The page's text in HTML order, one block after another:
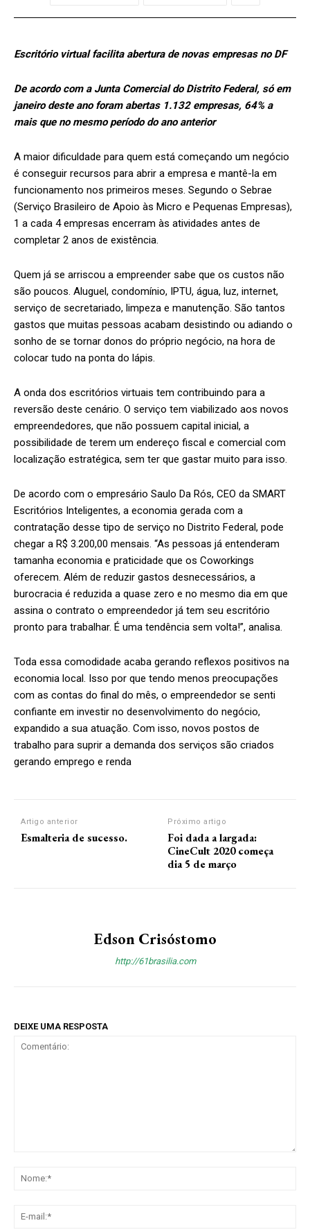
Escritório virtual facilita abertura de novas empresas no DF
De acordo com a Junta Comercial do Distrito Federal, só em
janeiro deste ano foram abertas 1.132 empresas, 64% a
mais que no mesmo período do ano anterior
A maior dificuldade para quem está começando um negócio
é conseguir recursos para abrir a empresa e mantê-la em
funcionamento nos primeiros meses. Segundo o Sebrae
(Serviço Brasileiro de Apoio às Micro e Pequenas Empresas),
1 a cada 4 empresas encerram às atividades antes de
completar 2 anos de existência.
Quem já se arriscou a empreender sabe que os custos não
são poucos. Aluguel, condomínio, IPTU, água, luz, internet,
serviço de secretariado, limpeza e manutenção. São tantos
gastos que muitas pessoas acabam desistindo ou adiando o
sonho de se tornar donos do próprio negócio, na hora de
colocar tudo na ponta do lápis.
A onda dos escritórios virtuais tem contribuindo para a
reversão deste cenário. O serviço tem viabilizado aos novos
empreendedores, que não possuem capital inicial, a
possibilidade de terem um endereço fiscal e comercial com
localização estratégica, sem ter que gastar muito para isso.
De acordo com o empresário Saulo Da Rós, CEO da SMART
Escritórios Inteligentes, a economia gerada com a
contratação desse tipo de serviço no Distrito Federal, pode
chegar a R$ 3.200,00 mensais. “As pessoas já entenderam
tamanha economia e praticidade que os Coworkings
oferecem. Além de reduzir gastos desnecessários, a
burocracia é reduzida a quase zero e no mesmo dia em que
assina o contrato o empreendedor já tem seu escritório
pronto para trabalhar. É uma tendência sem volta!”, analisa.
Toda essa comodidade acaba gerando reflexos positivos na
economia local. Isso por que tendo menos preocupações
com as contas do final do mês, o empreendedor se senti
confiante em investir no desenvolvimento do negócio,
expandido a sua atuação. Com isso, novos postos de
trabalho para suprir a demanda dos serviços são criados
gerando emprego e renda
Artigo anterior
Esmalteria de sucesso.
Próximo artigo
Foi dada a largada:
CineCult 2020 começa
dia 5 de março
Edson Crisóstomo
http://61brasilia.com
DEIXE UMA RESPOSTA